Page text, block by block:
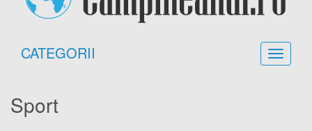
CATEGORII
Sport